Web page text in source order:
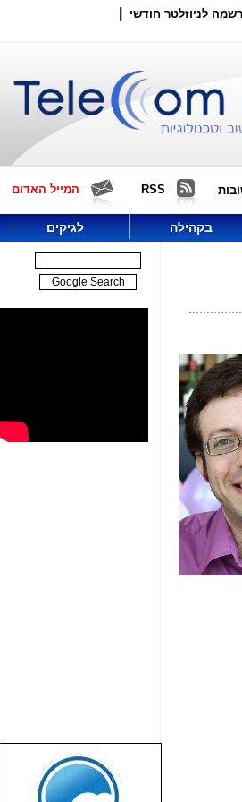
לניוזלטר חודשי
RSS המייל האדום
בקהילה לגיקים
שבוע טוב לכל
הגולשים באשר
הם!!!